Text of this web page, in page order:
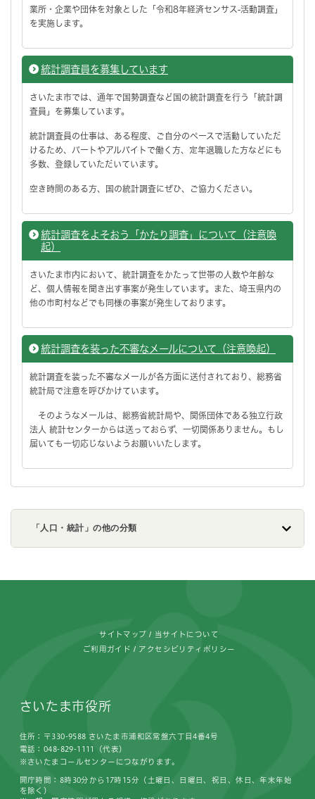
業所・企業や団体を対象とした「令和8年経済センサス-活動調査」
を実施します。
統計調査員を募集しています
さいたま市では、通年で国勢調査など国の統計調査を行う「統計調
査員」を募集しています。
統計調査員の仕事は、ある程度、ご自分のペースで活動していただ
けるため、パートやアルバイトで働く方、定年退職した方などにも
多数、登録していただいています。
空き時間のある方、国の統計調査にぜひ、ご協力ください。
統計調査をよそおう「かたり調査」について（注意喚
起）
さいたま市内において、統計調査をかたって世帯の人数や年齢な
ど、個人情報を聞き出す事案が発生しています。また、埼玉県内の
他の市町村などでも同様の事案が発生しております。
統計調査を装った不審なメールについて（注意喚起）
統計調査を装った不審なメールが各方面に送付されており、総務省
統計局で注意を呼びかけています。
そのようなメールは、総務省統計局や、関係団体である独立行政
法人 統計センターからは送っておらず、一切関係ありません。もし
届いても一切応じないようお願いいたします。
「人口・統計」の他の分類
サイトマップ 当サイトについて
ご利用ガイド アクセシビリティポリシー
さいたま市役所
住所：〒330-9588 さいたま市浦和区常盤六丁目4番4号
電話：048-829-1111（代表）
※さいたまコールセンターにつながります。
開庁時間：8時30分から17時15分（土曜日、日曜日、祝日、休日、年末年始
を除く）